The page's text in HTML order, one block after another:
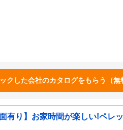
クした会社のカタログをもらう（無
有り】お家時間が楽しい!ペレ